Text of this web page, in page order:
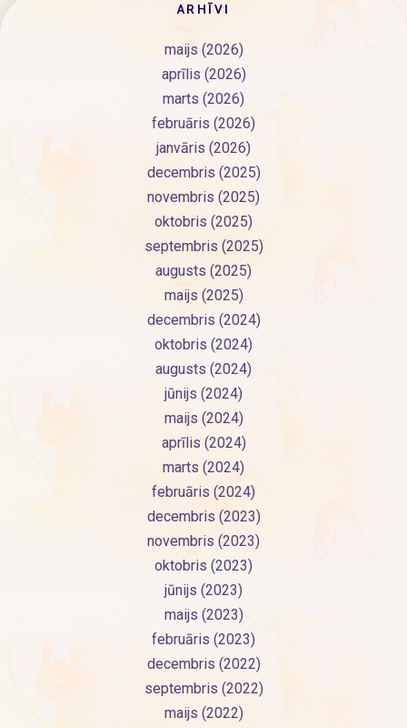
ARHĪVI
maijs (2026)
aprīlis (2026)
marts (2026)
februāris (2026)
janvāris (2026)
decembris (2025)
novembris (2025)
oktobris (2025)
septembris (2025)
augusts (2025)
maijs (2025)
decembris (2024)
oktobris (2024)
augusts (2024)
jūnijs (2024)
maijs (2024)
aprīlis (2024)
marts (2024)
februāris (2024)
decembris (2023)
novembris (2023)
oktobris (2023)
jūnijs (2023)
maijs (2023)
februāris (2023)
decembris (2022)
septembris (2022)
maijs (2022)